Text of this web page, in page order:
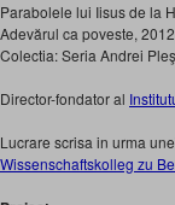
Parabolele lui Iisus de la
Adevărul ca poveste, 2012
Colectia: Seria Andrei
Director-fondator al
Lucrare scrisa in urma
Wissenschaftskolleg zu